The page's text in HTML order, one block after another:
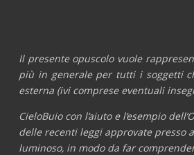
Il presente opuscolo vuole
più in generale per tutti i soggetti
esterna (ivi comprese eventuali
CieloBuio con l’aiuto e l’esempio
delle recenti leggi approvate presso
luminoso, in modo da far